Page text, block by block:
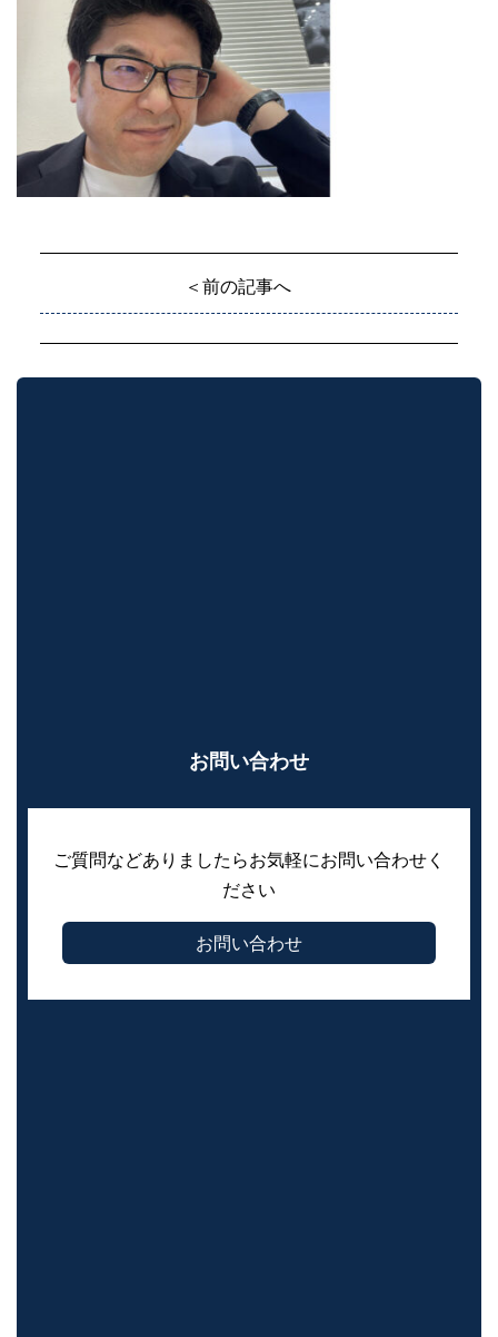
＜前の記事へ
お問い合わせ
ご質問などありましたらお気軽にお問い合わせく
ださい
お問い合わせ